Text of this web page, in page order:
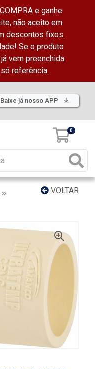
e ganhe
não aceito em
descontos fixos.
Se o produto
vem preenchida.
referência.
Baixe já nosso APP
0
VOLTAR